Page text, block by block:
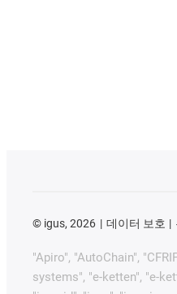
© igus, 2026 데이터 보호
"Apiro", "AutoChain",
systems", "e-ketten", "e-